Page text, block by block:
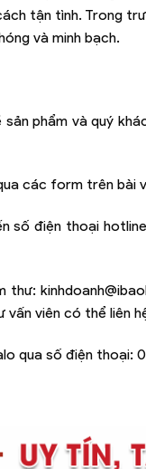
tận tình. Trong
và minh bạch.
phẩm và quý
các form trên bài
số điện thoại
thư:
viên có thể liên
qua số điện thoại: